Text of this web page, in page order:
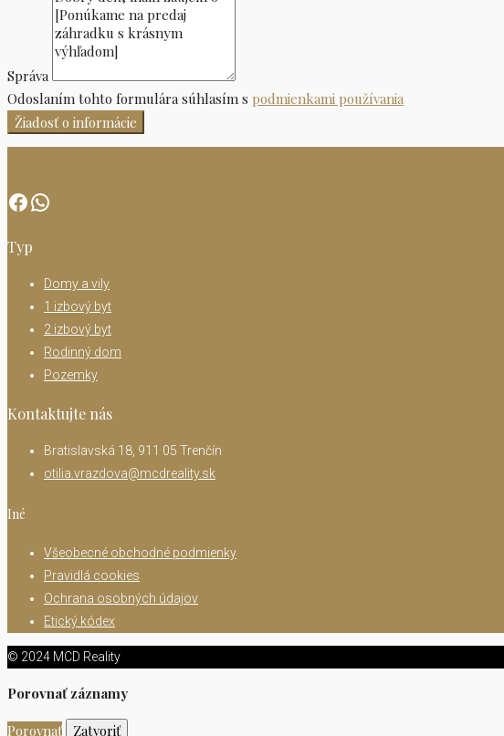
Správa
Odoslaním tohto formulára súhlasím s podmienkami používania
Žiadosť o informácie
Facebook
WhatsApp
Typ
Domy a vily
1 izbový byt
2 izbový byt
Rodinný dom
Pozemky
Kontaktujte nás
Bratislavská 18, 911 05 Trenčín
otilia.vrazdova@mcdreality.sk
Iné
Všeobecné obchodné podmienky
Pravidlá cookies
Ochrana osobných údajov
Etický kódex
© 2024 MCD Reality
Porovnať záznamy
Porovnať Zatvoriť